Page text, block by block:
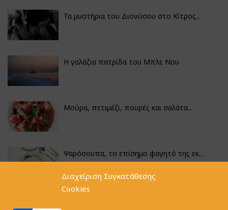
Διαχείριση Συγκατάθεσης
Cookies
Τα μυστήρια του Διονύσου στο Κίτρος...
Η γαλάζια πατρίδα του Μπλε Νου
Μούρα, πετιμέζι, πουρές και σαλάτα...
Ψαρόσουπα, το επίσημο φαγητό της εκ...